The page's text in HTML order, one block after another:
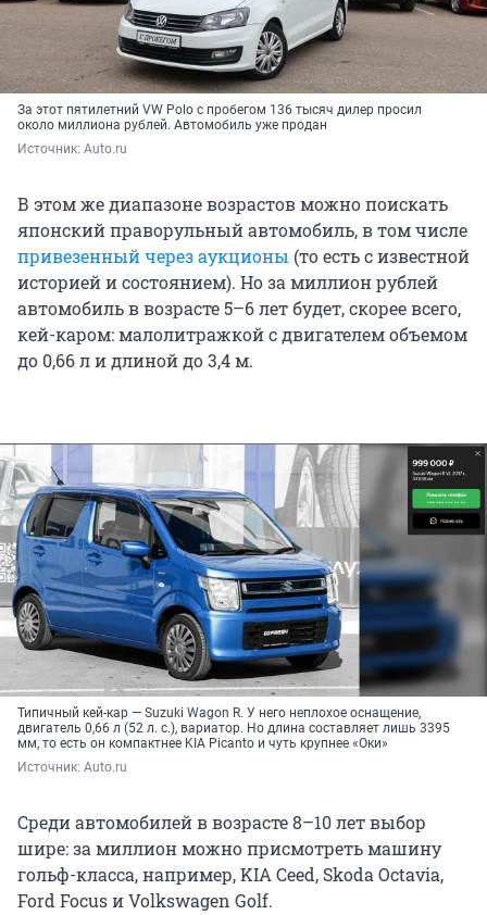
За этот пятилетний VW Polo с пробегом 136 тысяч дилер просил
около миллиона рублей. Автомобиль уже продан
Источник: Auto.ru
В этом же диапазоне возрастов можно поискать
японский праворульный автомобиль, в том числе
привезенный через аукционы (то есть с известной
историей и состоянием). Но за миллион рублей
автомобиль в возрасте 5–6 лет будет, скорее всего,
кей-каром: малолитражкой с двигателем объемом
до 0,66 л и длиной до 3,4 м.
Типичный кей-кар — Suzuki Wagon R. У него неплохое оснащение,
двигатель 0,66 л (52 л. с.), вариатор. Но длина составляет лишь 3395
мм, то есть он компактнее KIA Picanto и чуть крупнее «Оки»
Источник: Auto.ru
Среди автомобилей в возрасте 8–10 лет выбор
шире: за миллион можно присмотреть машину
гольф-класса, например, KIA Ceed, Skoda Octavia,
Ford Focus и Volkswagen Golf.